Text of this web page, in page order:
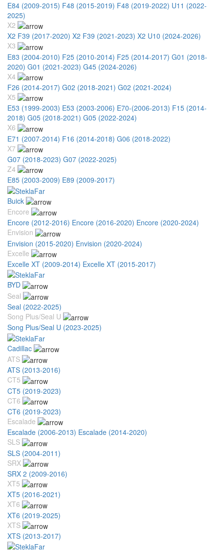
E84 (2009-2015) F48 (2015-2019) F48 (2019-2022) U11 (2022-
2025)
X2
X2 F39 (2017-2020) X2 F39 (2021-2023) X2 U10 (2024-2026)
X3
E83 (2004-2010) F25 (2010-2014) F25 (2014-2017) G01 (2018-
2020) G01 (2021-2023) G45 (2024-2026)
X4
F26 (2014-2017) G02 (2018-2021) G02 (2021-2024)
X5
E53 (1999-2003) E53 (2003-2006) E70-(2006-2013) F15 (2014-
2018) G05 (2018-2021) G05 (2022-2024)
X6
E71 (2007-2014) F16 (2014-2018) G06 (2018-2022)
X7
G07 (2018-2023) G07 (2022-2025)
Z4
E85 (2003-2009) E89 (2009-2017)
Buick
Encore
Encore (2012-2016) Encore (2016-2020) Encore (2020-2024)
Envision
Envision (2015-2020) Envision (2020-2024)
Excelle
Excelle XT (2009-2014) Excelle XT (2015-2017)
BYD
Seal
Seal (2022-2025)
Song Plus/Seal U
Song Plus/Seal U (2023-2025)
Cadillac
ATS
ATS (2013-2016)
CT5
CT5 (2019-2023)
CT6
CT6 (2019-2023)
Escalade
Escalade (2006-2013) Escalade (2014-2020)
SLS
SLS (2004-2011)
SRX
SRX 2 (2009-2016)
XT5
XT5 (2016-2021)
XT6
XT6 (2019-2025)
XTS
XTS (2013-2017)